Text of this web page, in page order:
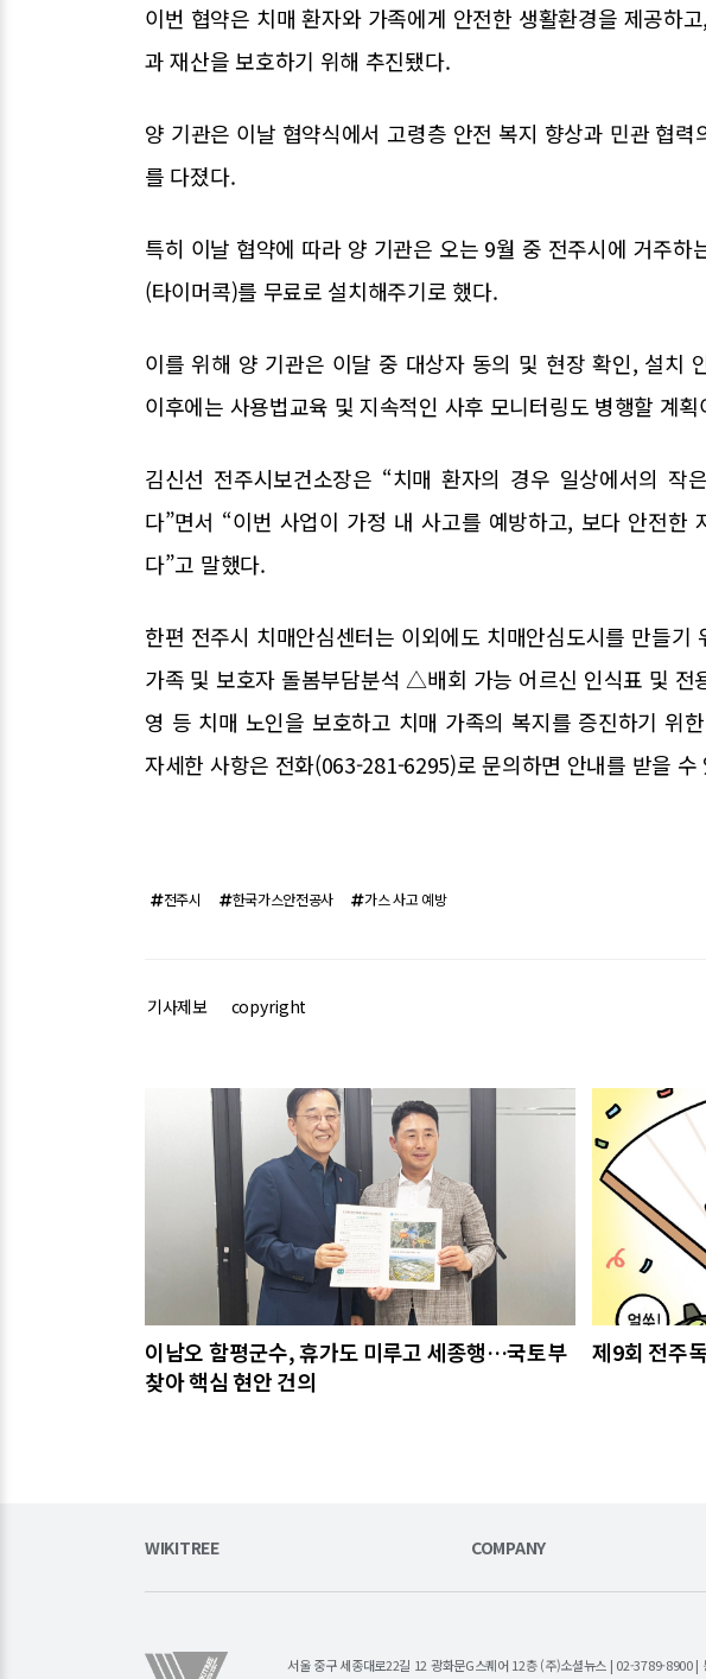
이번 협약은 치매 환자와 가족에게 안전한 생활환경을 제공하
과 재산을 보호하기 위해 추진됐다.
양 기관은 이날 협약식에서 고령층 안전 복지 향상과 민관 협
를 다졌다.
특히 이날 협약에 따라 양 기관은 오는 9월 중 전주시에 거주하
(타이머콕)를 무료로 설치해주기로 했다.
이를 위해 양 기관은 이달 중 대상자 동의 및 현장 확인, 설치
이후에는 사용법교육 및 지속적인 사후 모니터링도 병행할 계획
김신선 전주시보건소장은 “치매 환자의 경우 일상에서의 작
다”면서 “이번 사업이 가정 내 사고를 예방하고, 보다 안전한
다”고 말했다.
한편 전주시 치매안심센터는 이외에도 치매안심도시를 만들
가족 및 보호자 돌봄부담분석 △배회 가능 어르신 인식표 및
영 등 치매 노인을 보호하고 치매 가족의 복지를 증진하기 위
자세한 사항은 전화(063-281-6295)로 문의하면 안내를 받을 수
전주시 한국가스안전공사 가스 사고 예방
기사제보 copyright
관련기사
이남오 함평군수, 휴가도 미루고 세종행…국토부
찾아 핵심 현안 건의
제9회 전주
WIKITREE COMPANY
서울 중구 세종대로22길 12 광화문G스퀘어 12층 (주)소셜뉴스 | 02-3789-8900